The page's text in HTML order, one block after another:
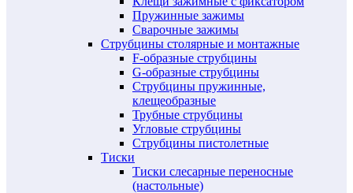
Пружинные зажимы
Сварочные зажимы
Струбцины столярные и монтажные
F-образные струбцины
G-образные струбцины
Струбцины пружинные,
клещеобразные
Трубные струбцины
Угловые струбцины
Струбцины пистолетные
Тиски
Тиски слесарные переносные
(настольные)